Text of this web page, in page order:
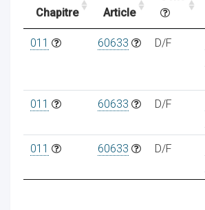
Chapitre Article
011 60633 D/F
011 60633 D/F
011 60633 D/F